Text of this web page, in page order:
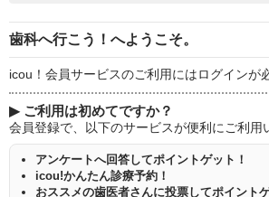
歯科へ行こう！へようこそ。
icou！会員サービスのご利用にはログインが
▶ ご利用は初めてですか？
会員登録で、以下のサービスが便利にご利用
アンケートへ回答してポイントゲット！
icou!かんたん診療予約！
おススメの歯医者さんに投票してポイント